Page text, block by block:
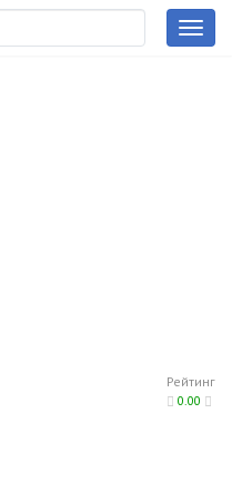
Рейтинг
0.00